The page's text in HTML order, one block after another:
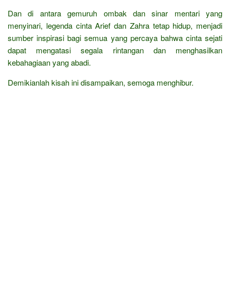
Dan di antara gemuruh ombak dan sinar mentari yang
menyinari, legenda cinta Arief dan Zahra tetap hidup, menjadi
sumber inspirasi bagi semua yang percaya bahwa cinta sejati
dapat mengatasi segala rintangan dan menghasilkan
kebahagiaan yang abadi.
Demikianlah kisah ini disampaikan, semoga menghibur.